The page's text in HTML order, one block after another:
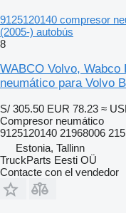
9125120140 compresor
(2005-) autobús
8
WABCO Volvo,
neumático para Volvo
S/ 305.50 EUR 78.23 ≈
Compresor neumático
9125120140 21968006
Estonia, Tallinn
TruckParts Eesti OÜ
Contacte con el vendedor